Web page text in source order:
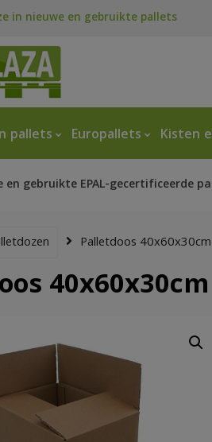
in nieuwe en gebruikte pallets
pallets Europallets Kisten
en gebruikte EPAL-gecertificeerde
Palletdoos